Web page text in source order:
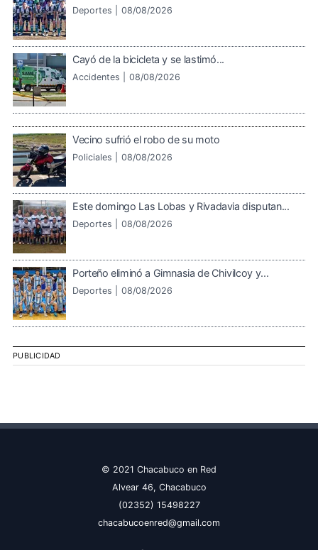
Deportes | 08/08/2026
Cayó de la bicicleta y se lastimó...
Accidentes | 08/08/2026
Vecino sufrió el robo de su moto
Policiales | 08/08/2026
Este domingo Las Lobas y Rivadavia disputan...
Deportes | 08/08/2026
Porteño eliminó a Gimnasia de Chivilcoy y...
Deportes | 08/08/2026
PUBLICIDAD
© 2021 Chacabuco en Red
Alvear 46, Chacabuco
(02352) 15498227
chacabucoenred@gmail.com